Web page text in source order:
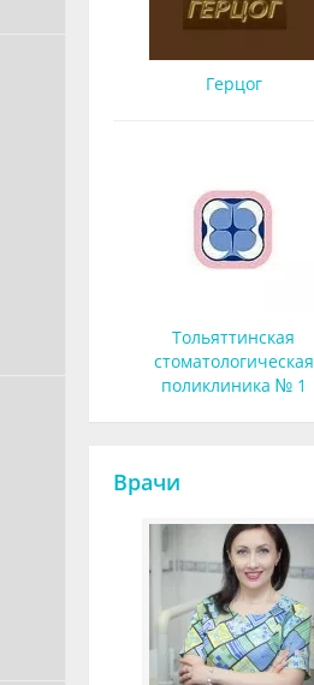
Герцог
Тольяттинская
стоматологическая
поликлиника № 1
Врачи